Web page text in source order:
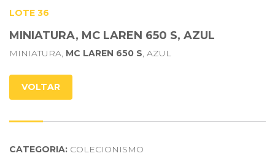
LOTE 36
MINIATURA, MC LAREN 650 S, AZUL
MINIATURA, MC LAREN 650 S, AZUL
VOLTAR
CATEGORIA: COLECIONISMO